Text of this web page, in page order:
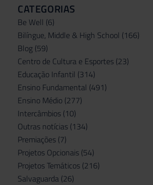
CATEGORIAS
Be Well (6)
Bilíngue, Middle & High School (166)
Blog (59)
Centro de Cultura e Esportes (23)
Educação Infantil (314)
Ensino Fundamental (491)
Ensino Médio (277)
Intercâmbios (10)
Outras notícias (134)
Premiações (7)
Projetos Opcionais (54)
Projetos Temáticos (216)
Salvaguarda (26)